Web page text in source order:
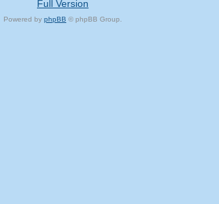
Full Version
Powered by phpBB © phpBB Group.